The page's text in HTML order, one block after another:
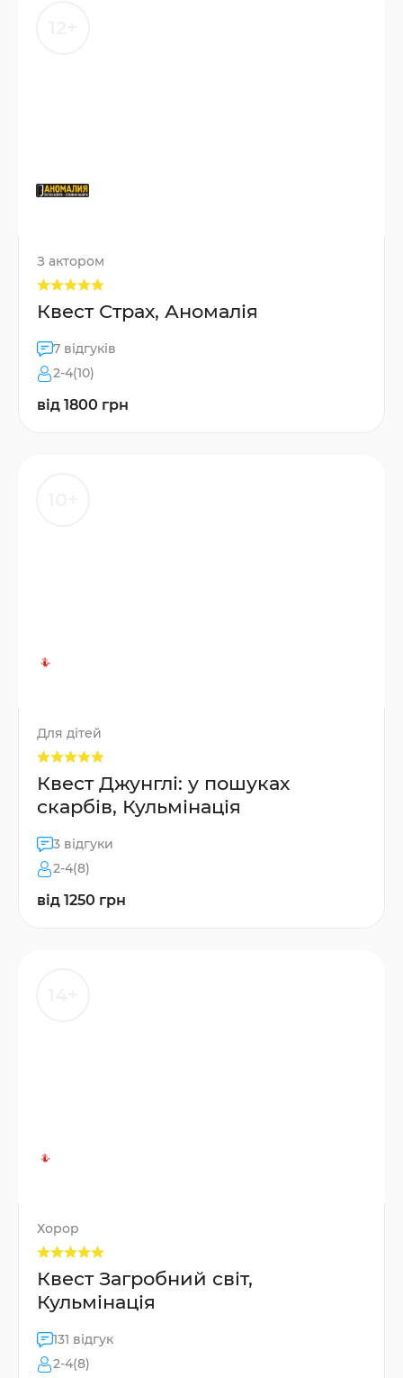
З актором
Квест Страх, Аномалія
7 відгуків
2-4(10)
від 1800 грн
Для дітей
Квест Джунглі: у пошуках
скарбів, Кульмінація
3 відгуки
2-4(8)
від 1250 грн
Хорор
Квест Загробний світ,
Кульмінація
131 відгук
2-4(8)